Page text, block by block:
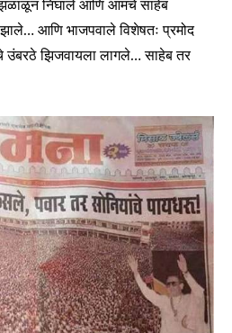
झळाळून निघाले आणि आमचे साहेब
आणि भाजपवाले विशेषतः प्रमोद
उंबरठे झिजवायला लागले… साहेब तर